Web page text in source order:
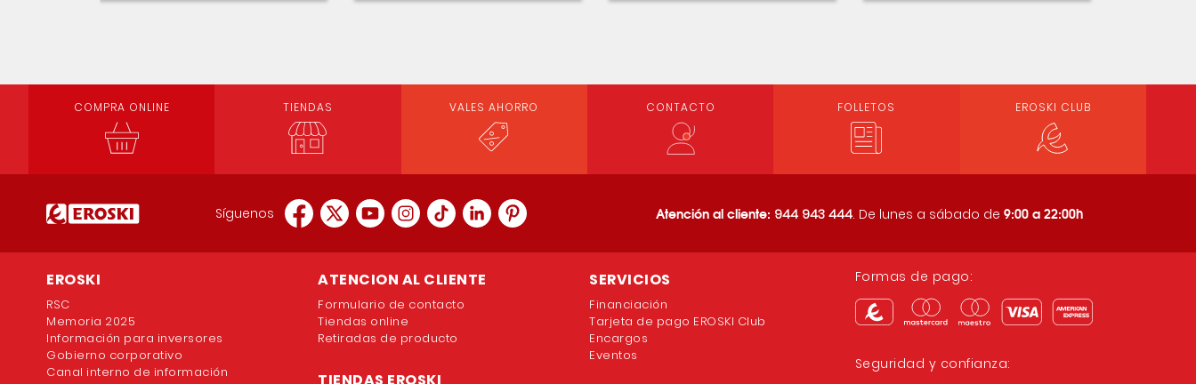
COMPRA ONLINE TIENDAS VALES AHORRO CONTACTO FOLLETOS EROSKI CLUB
Síguenos Atención al cliente: 944 943 444. De lunes a sábado de 9:00 a 22:00h
EROSKI
RSC
Memoria 2025
Información para inversores
Gobierno corporativo
Canal interno de información
ATENCION AL CLIENTE
Formulario de contacto
Tiendas online
Retiradas de producto
SERVICIOS
Financiación
Tarjeta de pago EROSKI Club
Encargos
Eventos
Formas de pago:
Seguridad y confianza: